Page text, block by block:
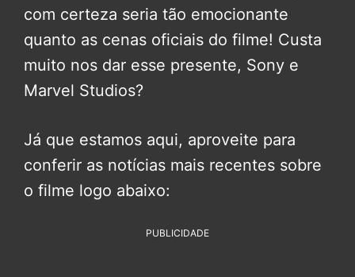
com certeza seria tão emocionante
quanto as cenas oficiais do filme! Custa
muito nos dar esse presente, Sony e
Marvel Studios?
Já que estamos aqui, aproveite para
conferir as notícias mais recentes sobre
o filme logo abaixo:
PUBLICIDADE